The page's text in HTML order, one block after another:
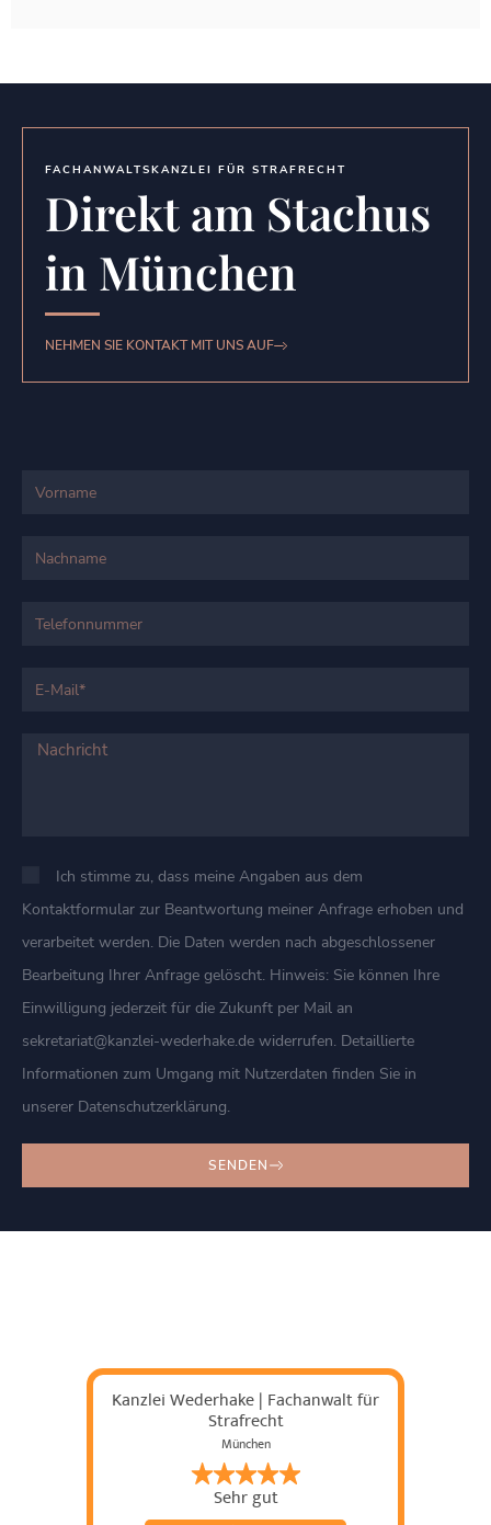
FACHANWALTSKANZLEI FÜR STRAFRECHT
Direkt am Stachus
in München
NEHMEN SIE KONTAKT MIT UNS AUF
Ich stimme zu, dass meine Angaben aus dem
Kontaktformular zur Beantwortung meiner Anfrage erhoben und
verarbeitet werden. Die Daten werden nach abgeschlossener
Bearbeitung Ihrer Anfrage gelöscht. Hinweis: Sie können Ihre
Einwilligung jederzeit für die Zukunft per Mail an
sekretariat@kanzlei-wederhake.de widerrufen. Detaillierte
Informationen zum Umgang mit Nutzerdaten finden Sie in
unserer Datenschutzerklärung.
SENDEN
Kanzlei Wederhake | Fachanwalt für
Strafrecht
München
Sehr gut